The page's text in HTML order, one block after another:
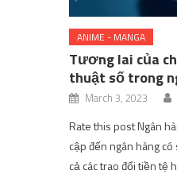
ANIME - MANGA
Tương lai của
thuật số trong
March 3, 2023
Rate this post Ngân
cập đến ngân hàng
cả các trao đổi tiền tệ